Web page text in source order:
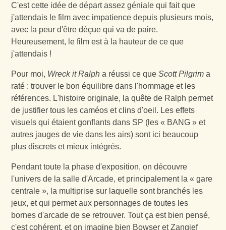
C'est cette idée de départ assez géniale qui fait que
j'attendais le film avec impatience depuis plusieurs mois,
avec la peur d'être déçue qui va de paire.
Heureusement, le film est à la hauteur de ce que
j'attendais !
Pour moi, Wreck it Ralph a réussi ce queScott Pilgrim a
raté : trouver le bon équilibre dans l'hommage et les
références. L'histoire originale, la quête de Ralph permet
de justifier tous les caméos et clins d'oeil. Les effets
visuels qui étaient gonflants dans SP (les « BANG » et
autres jauges de vie dans les airs) sont ici beaucoup
plus discrets et mieux intégrés.
Pendant toute la phase d'exposition, on découvre
l'univers de la salle d'Arcade, et principalement la « gare
centrale », la multiprise sur laquelle sont branchés les
jeux, et qui permet aux personnages de toutes les
bornes d'arcade de se retrouver. Tout ça est bien pensé,
c'est cohérent, et on imagine bien Bowser et Zangief